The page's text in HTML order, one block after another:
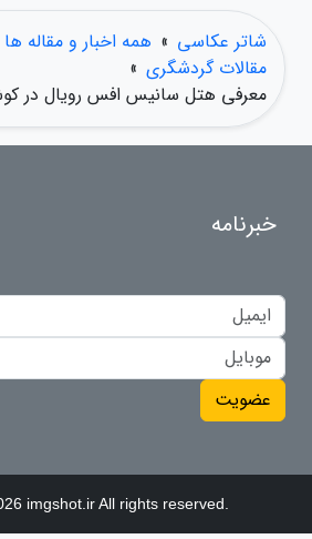
شاتر عکاسی » همه اخبار و مقاله ها
مقالات گردشگری »
معرفی هتل سانیس افس رویال در
خبرنامه
عضویت
imgshot.ir All rights reserved.